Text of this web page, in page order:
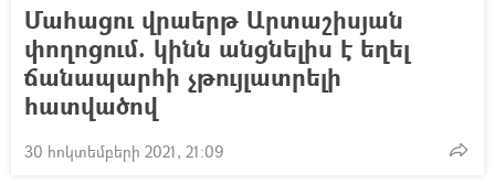
Մահացու վրաերթ Արտաշիսյան
փողոցում. կինն անցնելիս է եղել
ճանապարհի չթույլատրելի
հատվածով
30 հոկտեմբերի 2021, 21:09